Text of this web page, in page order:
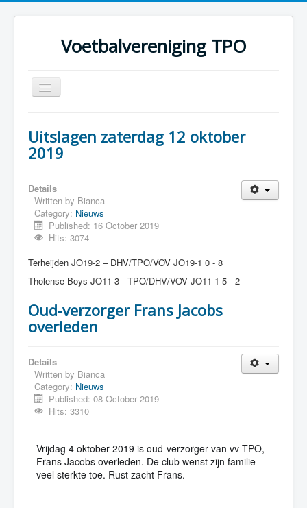
Voetbalvereniging TPO
Toggle
Navigation
Over TPO
Foto's
Sponsoring
Programma
Uitslagen zaterdag 12 oktober
2019
Details
Written by Bianca
Category: Nieuws
Published: 16 October 2019
Hits: 3074
Terheijden JO19-2 – DHV/TPO/VOV JO19-1 0 - 8
Tholense Boys JO11-3 - TPO/DHV/VOV JO11-1 5 - 2
Oud-verzorger Frans Jacobs
overleden
Details
Written by Bianca
Category: Nieuws
Published: 08 October 2019
Hits: 3310
Vrijdag 4 oktober 2019 is oud-verzorger van vv TPO,
Frans Jacobs overleden. De club wenst zijn familie
veel sterkte toe. Rust zacht Frans.